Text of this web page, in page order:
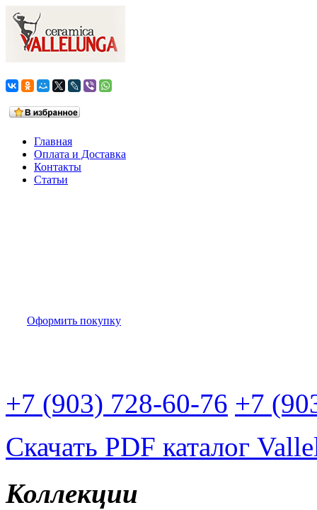
Главная
Оплата и Доставка
Контакты
Статьи
Оформить покупку
+7 (903) 728-60-76 +7
Скачать PDF каталог
Коллекции